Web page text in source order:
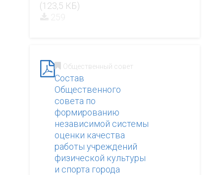
(123,5 КБ)
Общественный совет
Состав
Общественного
совета по
формированию
независимой системы
оценки качества
работы учреждений
физической культуры
и спорта города